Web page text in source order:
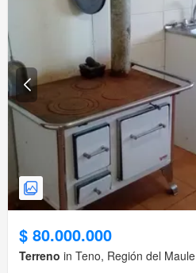
$ 80.000.000
Terreno in Teno, Región del Maule